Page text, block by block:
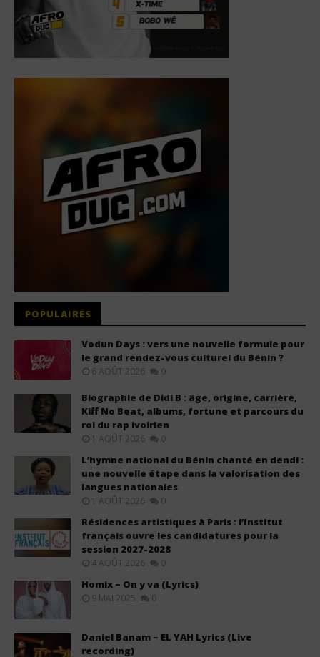
POPULAIRES
Vodun Days : vers une nouvelle formule pour
le grand rendez-vous culturel du Bénin ?
6 AOÛT 2026 0
Biographie de Didi B : âge, origine, carrière,
Kiff No Beat, albums, fortune et parcours du
roi du rap ivoirien
1 AOÛT 2026 0
L’hymne national du Bénin chanté en dendi :
une nouvelle étape dans la valorisation des
langues nationales
1 AOÛT 2026 0
Résidences artistiques à Paris : l’Institut
français ouvre les candidatures pour la
session 2027-2028
4 AOÛT 2026 0
Homix – On y va (Lyrics)
9 MAI 2025 0
Daniel Banam – EL YAH Lyrics (Live
recording)